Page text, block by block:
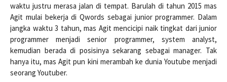
waktu justru merasa jalan di tempat. Barulah di tahun 2015 mas
Agit mulai bekerja di Qwords sebagai junior programmer. Dalam
jangka waktu 3 tahun, mas Agit mencicipi naik tingkat dari junior
programmer menjadi senior programmer, system analyst,
kemudian berada di posisinya sekarang sebagai manager. Tak
hanya itu, mas Agit pun kini merambah ke dunia Youtube menjadi
seorang Youtuber.